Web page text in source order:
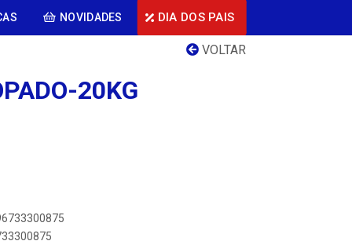
NOVIDADES DIA DOS PAIS
VOLTAR
20KG